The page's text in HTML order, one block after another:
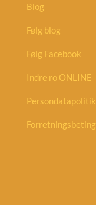
Blog
Følg blog
Følg Facebook
Indre ro ONLINE
Persondatapolitik